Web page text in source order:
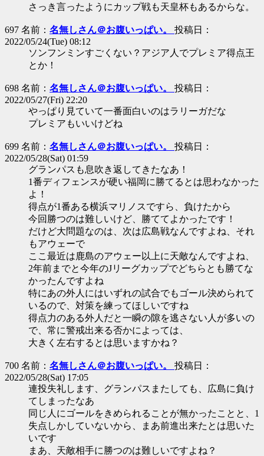
さっき言ったようにカップ戦も天皇杯もあるからな。
697 名前： 名無しさん＠お腹いっぱい。 投稿日：
2022/05/24(Tue) 08:12
ソンフンミンすごくない？アジア人でプレミア得点王
とか！
698 名前： 名無しさん＠お腹いっぱい。 投稿日：
2022/05/27(Fri) 22:20
やっぱり見ていて一番面白いのはラリーガだな
プレミアもいいけどね
699 名前： 名無しさん＠お腹いっぱい。 投稿日：
2022/05/28(Sat) 01:59
グランパスも息吹き返してきたなあ！
1番ディフェンスが硬い福岡に勝てるとは思わなかった
よ！
得点が1番ある横浜マリノスですら、負けたから
今回勝つのは難しいけど、勝ててよかったです！
だけど大問題なのは、次は広島戦なんですよね、それ
もアウェーで
ここ最近は鹿島のアウェー以上に天敵なんですよね、
2年前までと今年のJリーグカップでどちらとも勝てな
かったんですよね
特にあの外人にはいずれの試合でもゴール決められて
いるので、対策を練ってほしいですね
得点力のある外人だと一瞬の隙を逃さない人が多いの
で、常に警戒出来る否かによっては、
大きく左右するとは思いますかね？
700 名前： 名無しさん＠お腹いっぱい。 投稿日：
2022/05/28(Sat) 17:05
連投失礼します、グランパスまたしても、広島に負け
てしまったなあ
同じ人にゴールをきめられることが無かったことと、1
失点しかしていないから、まあ前進出来たとは思いた
いです
まあ、天敵相手に勝つのは難しいですよね？